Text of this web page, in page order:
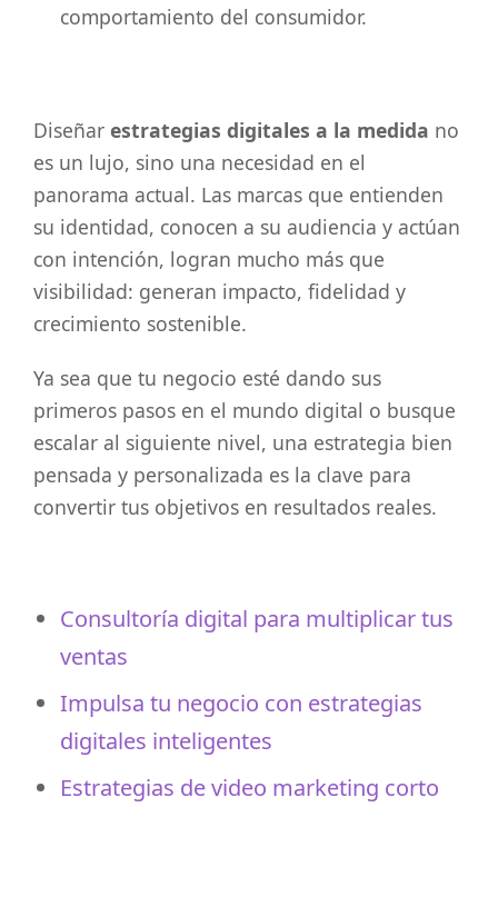
comportamiento del consumidor.
Diseñar estrategias digitales a la medida no
es un lujo, sino una necesidad en el
panorama actual. Las marcas que entienden
su identidad, conocen a su audiencia y actúan
con intención, logran mucho más que
visibilidad: generan impacto, fidelidad y
crecimiento sostenible.
Ya sea que tu negocio esté dando sus
primeros pasos en el mundo digital o busque
escalar al siguiente nivel, una estrategia bien
pensada y personalizada es la clave para
convertir tus objetivos en resultados reales.
Consultoría digital para multiplicar tus
ventas
Impulsa tu negocio con estrategias
digitales inteligentes
Estrategias de video marketing corto